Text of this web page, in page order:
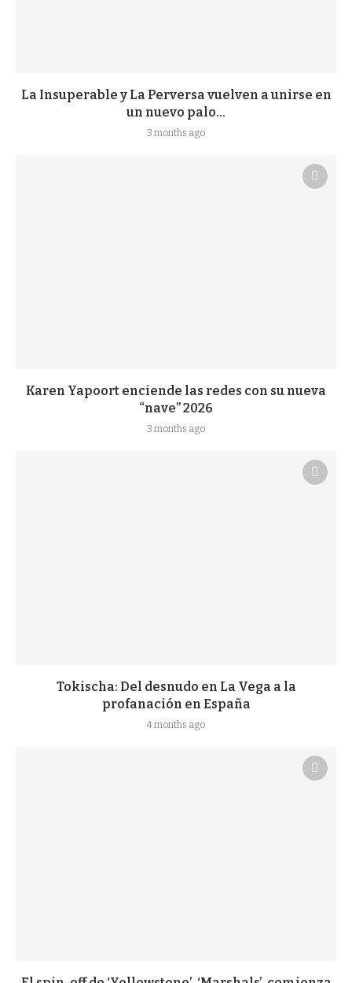
La Insuperable y La Perversa vuelven a unirse en
un nuevo palo...
3 months ago
Karen Yapoort enciende las redes con su nueva
“nave” 2026
3 months ago
Tokischa: Del desnudo en La Vega a la
profanación en España
4 months ago